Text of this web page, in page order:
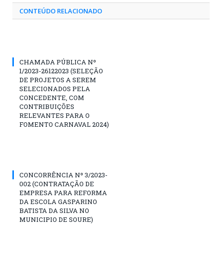
CONTEÚDO RELACIONADO
CHAMADA PÚBLICA Nº
1/2023-26122023 (SELEÇÃO
DE PROJETOS A SEREM
SELECIONADOS PELA
CONCEDENTE, COM
CONTRIBUIÇÕES
RELEVANTES PARA O
FOMENTO CARNAVAL 2024)
CONCORRÊNCIA Nº 3/2023-
002 (CONTRATAÇÃO DE
EMPRESA PARA REFORMA
DA ESCOLA GASPARINO
BATISTA DA SILVA NO
MUNICIPIO DE SOURE)